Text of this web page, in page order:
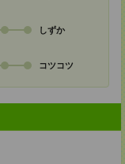
しずか
コツコツ